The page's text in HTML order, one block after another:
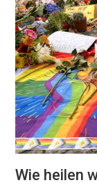
Wie heilen